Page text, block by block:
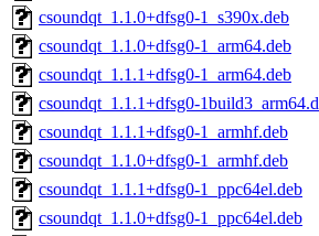
csoundqt_1.1.0+dfsg0-1_s390x.deb
csoundqt_1.1.0+dfsg0-1_arm64.deb
csoundqt_1.1.1+dfsg0-1_arm64.deb
csoundqt_1.1.1+dfsg0-
csoundqt_1.1.1+dfsg0-1_armhf.deb
csoundqt_1.1.0+dfsg0-1_armhf.deb
csoundqt_1.1.1+dfsg0-1_ppc64el.deb
csoundqt_1.1.0+dfsg0-1_ppc64el.deb